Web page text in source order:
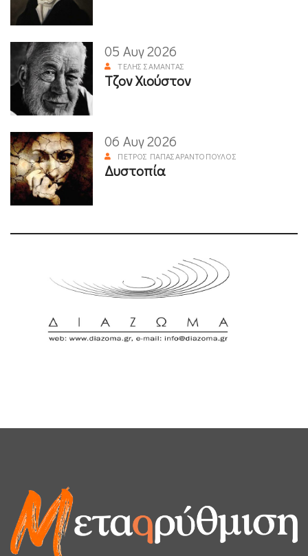
05 Αυγ 2026
ΤΈΛΗΣ ΣΑΜΑΝΤΆΣ
Τζον Χιούστον
06 Αυγ 2026
ΠΈΤΡΟΣ ΠΑΠΑΣΑΡΑΝΤΌΠΟΥΛΟΣ
Δυστοπία